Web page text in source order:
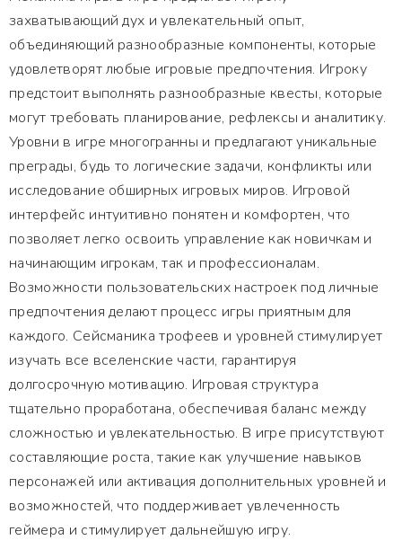
захватывающий дух и увлекательный опыт,
объединяющий разнообразные компоненты, которые
удовлетворят любые игровые предпочтения. Игроку
предстоит выполнять разнообразные квесты, которые
могут требовать планирование, рефлексы и аналитику.
Уровни в игре многогранны и предлагают уникальные
преграды, будь то логические задачи, конфликты или
исследование обширных игровых миров. Игровой
интерфейс интуитивно понятен и комфортен, что
позволяет легко освоить управление как новичкам и
начинающим игрокам, так и профессионалам.
Возможности пользовательских настроек под личные
предпочтения делают процесс игры приятным для
каждого. Сейсманика трофеев и уровней стимулирует
изучать все вселенские части, гарантируя
долгосрочную мотивацию. Игровая структура
тщательно проработана, обеспечивая баланс между
сложностью и увлекательностью. В игре присутствуют
составляющие роста, такие как улучшение навыков
персонажей или активация дополнительных уровней и
возможностей, что поддерживает увлеченность
геймера и стимулирует дальнейшую игру.